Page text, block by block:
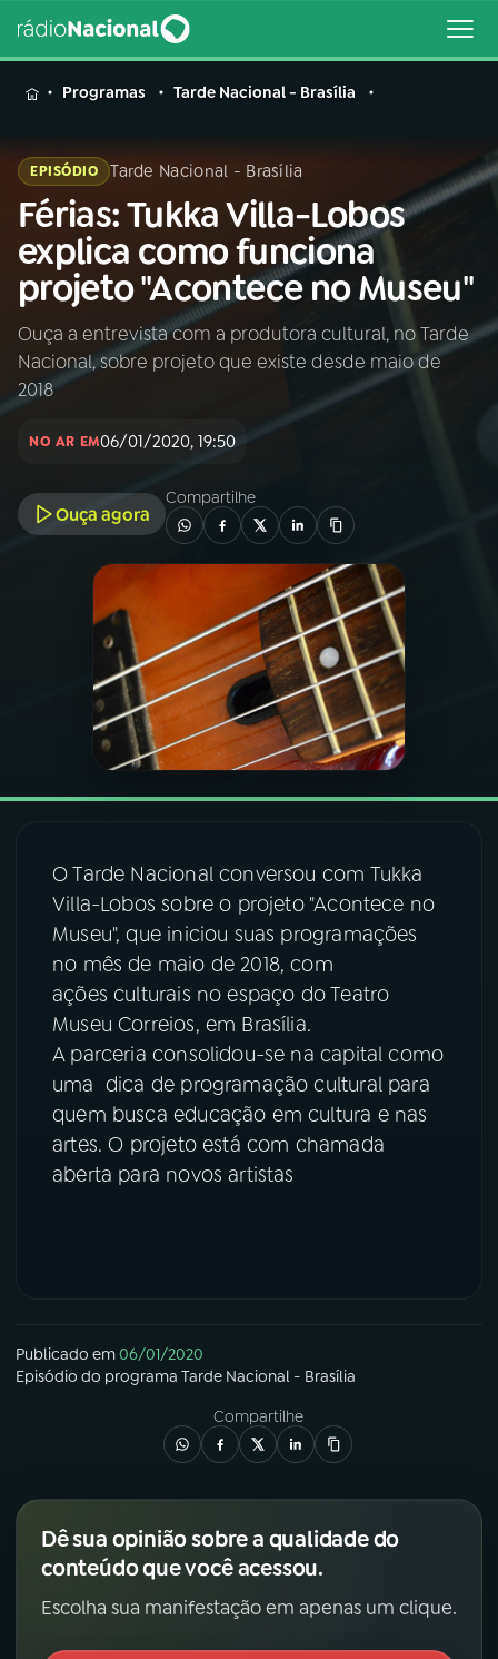
MENU
Buscar
na
Rádio
Nacional
Buscar
AO VIVO
PROGRAMAS
PODCASTS
VIDEOCASTS
FESTIVAL DE MÚSICA
ACOMPANHE A RÁDIO NACIONAL
Instagram X
TikTok
Programas Tarde Nacional - Brasília
EPISÓDIO Tarde Nacional - Brasília
Férias: Tukka Villa-Lobos
explica como funciona
projeto "Acontece no Museu"
Ouça a entrevista com a produtora cultural, no Tarde
Nacional, sobre projeto que existe desde maio de
2018
NO AR EM06/01/2020, 19:50
Ouça agora
Compartilhe
O Tarde Nacional conversou com Tukka
Villa-Lobos sobre o projeto "Acontece no
Museu", que iniciou suas programações
no mês de maio de 2018, com
ações culturais no espaço do Teatro
Museu Correios, em Brasília.
A parceria consolidou-se na capital como
uma dica de programação cultural para
quem busca educação em cultura e nas
artes. O projeto está com chamada
aberta para novos artistas
Publicado em06/01/2020
Episódio do programa Tarde Nacional - Brasília
Compartilhe
Dê sua opinião sobre a qualidade do
conteúdo que você acessou.
Escolha sua manifestação em apenas um clique.